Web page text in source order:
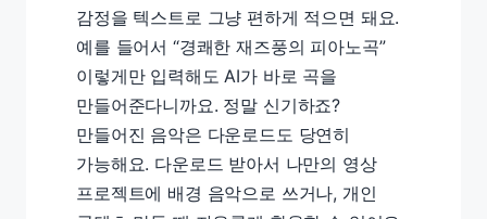
감정을 텍스트로 그냥 편하게 적으면 돼요.
예를 들어서 “경쾌한 재즈풍의 피아노곡”
이렇게만 입력해도 AI가 바로 곡을
만들어준다니까요. 정말 신기하죠?
만들어진 음악은 다운로드도 당연히
가능해요. 다운로드 받아서 나만의 영상
프로젝트에 배경 음악으로 쓰거나, 개인